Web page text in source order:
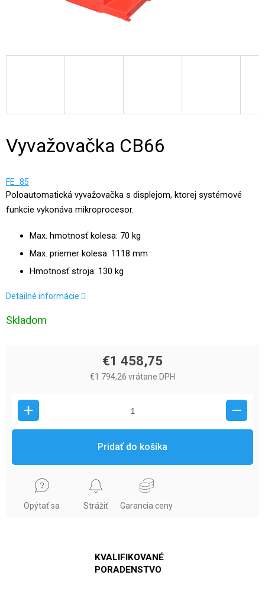
Vyvažovačka CB66
FE_85
Poloautomatická vyvažovačka s displejom, ktorej systémové
funkcie vykonáva mikroprocesor.
Max. hmotnosť kolesa: 70 kg
Max. priemer kolesa: 1118 mm
Hmotnosť stroja: 130 kg
Detailné informácie
Skladom
€1 458,75
€1 794,26 vrátane DPH
Pridať do košíka
Opýtať sa Strážiť Garancia ceny
KVALIFIKOVANÉ
PORADENSTVO